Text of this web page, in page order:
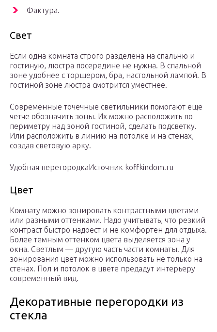
Фактура.
Свет
Если одна комната строго разделена на спальню и
гостиную, люстра посередине не нужна. В спальной
зоне удобнее с торшером, бра, настольной лампой. В
гостиной зоне люстра смотрится уместнее.
Современные точечные светильники помогают еще
четче обозначить зоны. Их можно расположить по
периметру над зоной гостиной, сделать подсветку.
Или расположить в линию на потолке и на стенах,
создав световую арку.
Удобная перегородкаИсточник koffkindom.ru
Цвет
Комнату можно зонировать контрастными цветами
или разными оттенками. Надо учитывать, что резкий
контраст быстро надоест и не комфортен для отдыха.
Более темным оттенком цвета выделяется зона у
окна. Светлым — другую часть части комнаты. Для
зонирования цвет можно использовать не только на
стенах. Пол и потолок в цвете предадут интерьеру
современный вид.
Декоративные перегородки из
стекла